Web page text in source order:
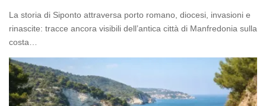
La storia di Siponto attraversa porto romano, diocesi, invasioni e
rinascite: tracce ancora visibili dell’antica città di Manfredonia sulla
costa…